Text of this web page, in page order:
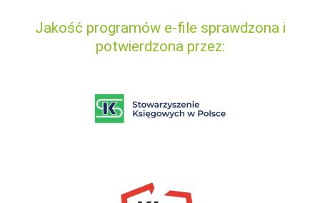
Jakość programów e-file sprawdzona i
potwierdzona przez: